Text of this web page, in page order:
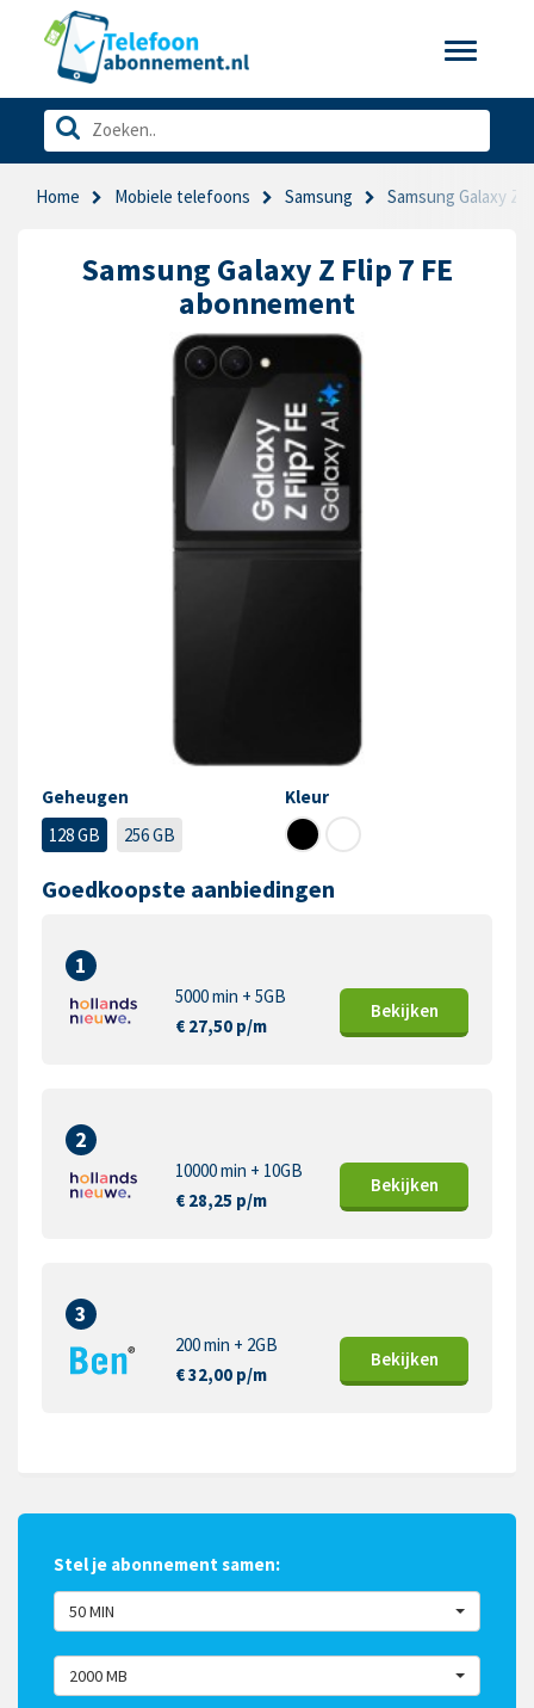
Toggle
Home Mobiele telefoons Samsung Samsung Galaxy Z
Samsung Galaxy Z Flip 7 FE
abonnement
Geheugen
128 GB
256 GB
Kleur
Goedkoopste aanbiedingen
1
5000 min + 5GB
€ 27,50 p/m
Bekijken
2
10000 min + 10GB
€ 28,25 p/m
Bekijken
3
200 min + 2GB
€ 32,00 p/m
Bekijken
Stel je abonnement samen:
50 MIN
2000 MB